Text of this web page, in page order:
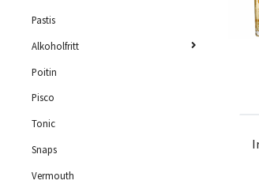
Pastis
Alkoholfritt
Poitin
Pisco
Tonic
Snaps
Vermouth